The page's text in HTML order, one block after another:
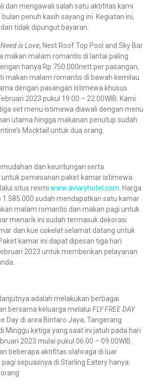
dan mengawali salah satu aktifitas kami
penuh kasih sayang ini. Kegiatan ini,
tidak dipungut bayaran.
is Love, Nest Roof Top Pool and Sky Bar
makan malam romantis di lantai paling
hanya Rp 750.000nett per pasangan,
makan malam romantis di bawah kemilau
dengan pasangan istimewa khusus
2023 pukul 19.00 – 22.00WIB. Kami
set menu istimewa diawali dengan menu
utama hingga makanan penutup sudah
Mocktail untuk dua orang.
dan keuntungan serta
pemesanan paket kamar istimewa
situs resmiwww.aviaryhotel.com . Harga
1.585.000 sudah mendapatkan satu kamar
malam romantis dan makan pagi untuk
menarik ini sudah termasuk dekorasi
dan kue cokelat selamat datang untuk
kamar ini dapat dipesan tiga hari
2023 untuk memberikan pelayanan
adalah melakukan berbagai
bersama keluarga melaluiFLY FREE DAY
Day di area Bintaro Jaya, Tangerang
Minggu ketiga yang saat ini jatuh pada hari
2023 mulai pukul 06.00 – 09.00WIB.
beberapa aktifitas olahraga di luar
sepuasnya di Starling Eatery hanya